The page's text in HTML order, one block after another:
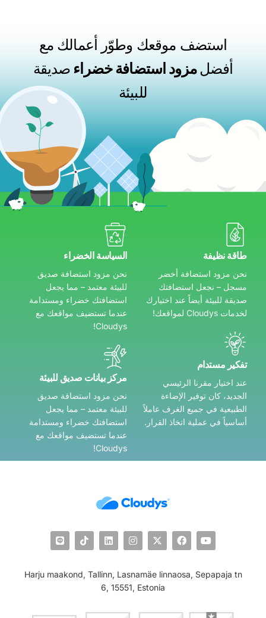
استضف موقعك وطوّر أعمالك مع
أفضل مزود استضافة خضراء صديقة
للبيئة
طاقة نظيفة
نحن مزود استضافة أخضر
مسجل – نجعل استضافتك
صديقة للبيئة أيضاً عند اختيارك
لخدمات Cloudys لمواقعك!
تفكير مستدام
عند اختيار مقرنا الرئيسي
الجديد، كان توفير الإضاءة
الطبيعية في جميع الغرف عاملاً
أساسياً في عملية اتخاذ القرار.
السياسة الخضراء
نحن مزود استضافة صديق
للبيئة معتمد – مما يجعل
استضافتك خضراء ومستدامة
عندما تستضيف مواقعك مع
Cloudys!
مركز بيانات صديق للبيئة
نحن مزود استضافة صديق
للبيئة معتمد – مما يجعل
استضافتك خضراء ومستدامة
عندما تستضيف مواقعك مع
Cloudys!
Harju maakond, Tallinn, Lasnamäe linnaosa, Sepapaja tn
6, 15551, Estonia